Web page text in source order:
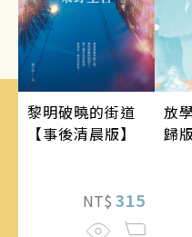
黎明破曉的街道
【事後清晨版】
NT$ 315
放
歸版